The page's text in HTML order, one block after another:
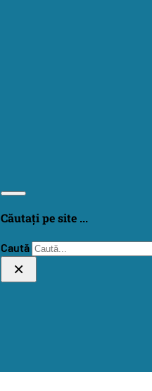
Căutați pe site ...
Caută
×